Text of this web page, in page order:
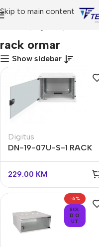
Skip to main content
rack ormar
Show sidebar
Digitus
DN-19-07U-S-1 RACK
229.00 KM
-6%
SOL
D O
UT